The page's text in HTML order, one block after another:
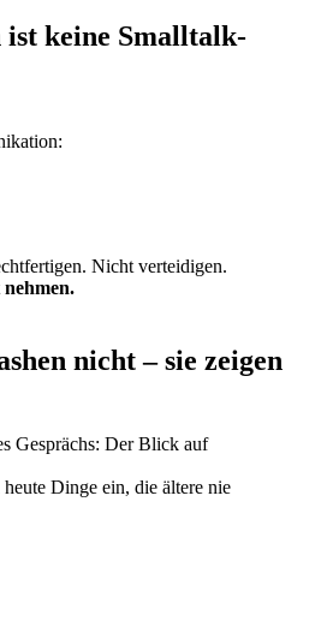
keine Smalltalk-
Nicht verteidigen.
nicht – sie zeigen
Gesprächs: Der Blick auf
Dinge ein, die ältere nie